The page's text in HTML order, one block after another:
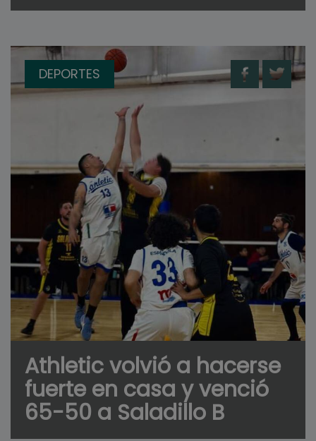
DEPORTES
Athletic volvió a hacerse
fuerte en casa y venció
65-50 a Saladillo B